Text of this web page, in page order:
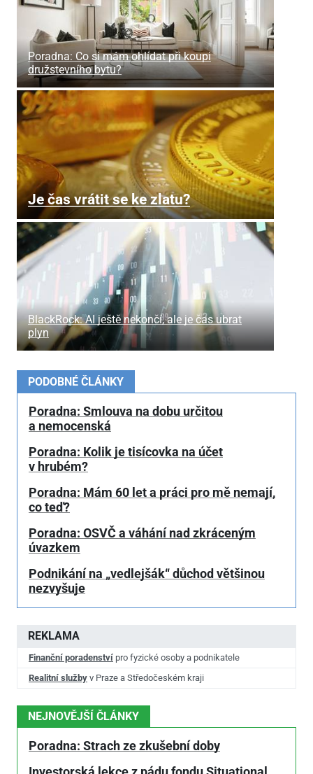
Poradna: Co si mám ohlídat při koupi
družstevního bytu?
Je čas vrátit se ke zlatu?
BlackRock: AI ještě nekončí, ale je čas ubrat
plyn
REKLAMA
Finanční poradenství pro fyzické osoby a podnikatele
Realitní služby v Praze a Středočeském kraji
NEJNOVĚJŠÍ ČLÁNKY
Poradna: Strach ze zkušební doby
PODOBNÉ ČLÁNKY
Poradna: Smlouva na dobu určitou
a nemocenská
Poradna: Kolik je tisícovka na účet
v hrubém?
Poradna: Mám 60 let a práci pro mě nemají,
co teď?
Poradna: OSVČ a váhání nad zkráceným
úvazkem
Podnikání na „vedlejšák“ důchod většinou
nezvyšuje